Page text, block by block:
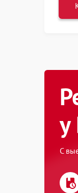
у
С